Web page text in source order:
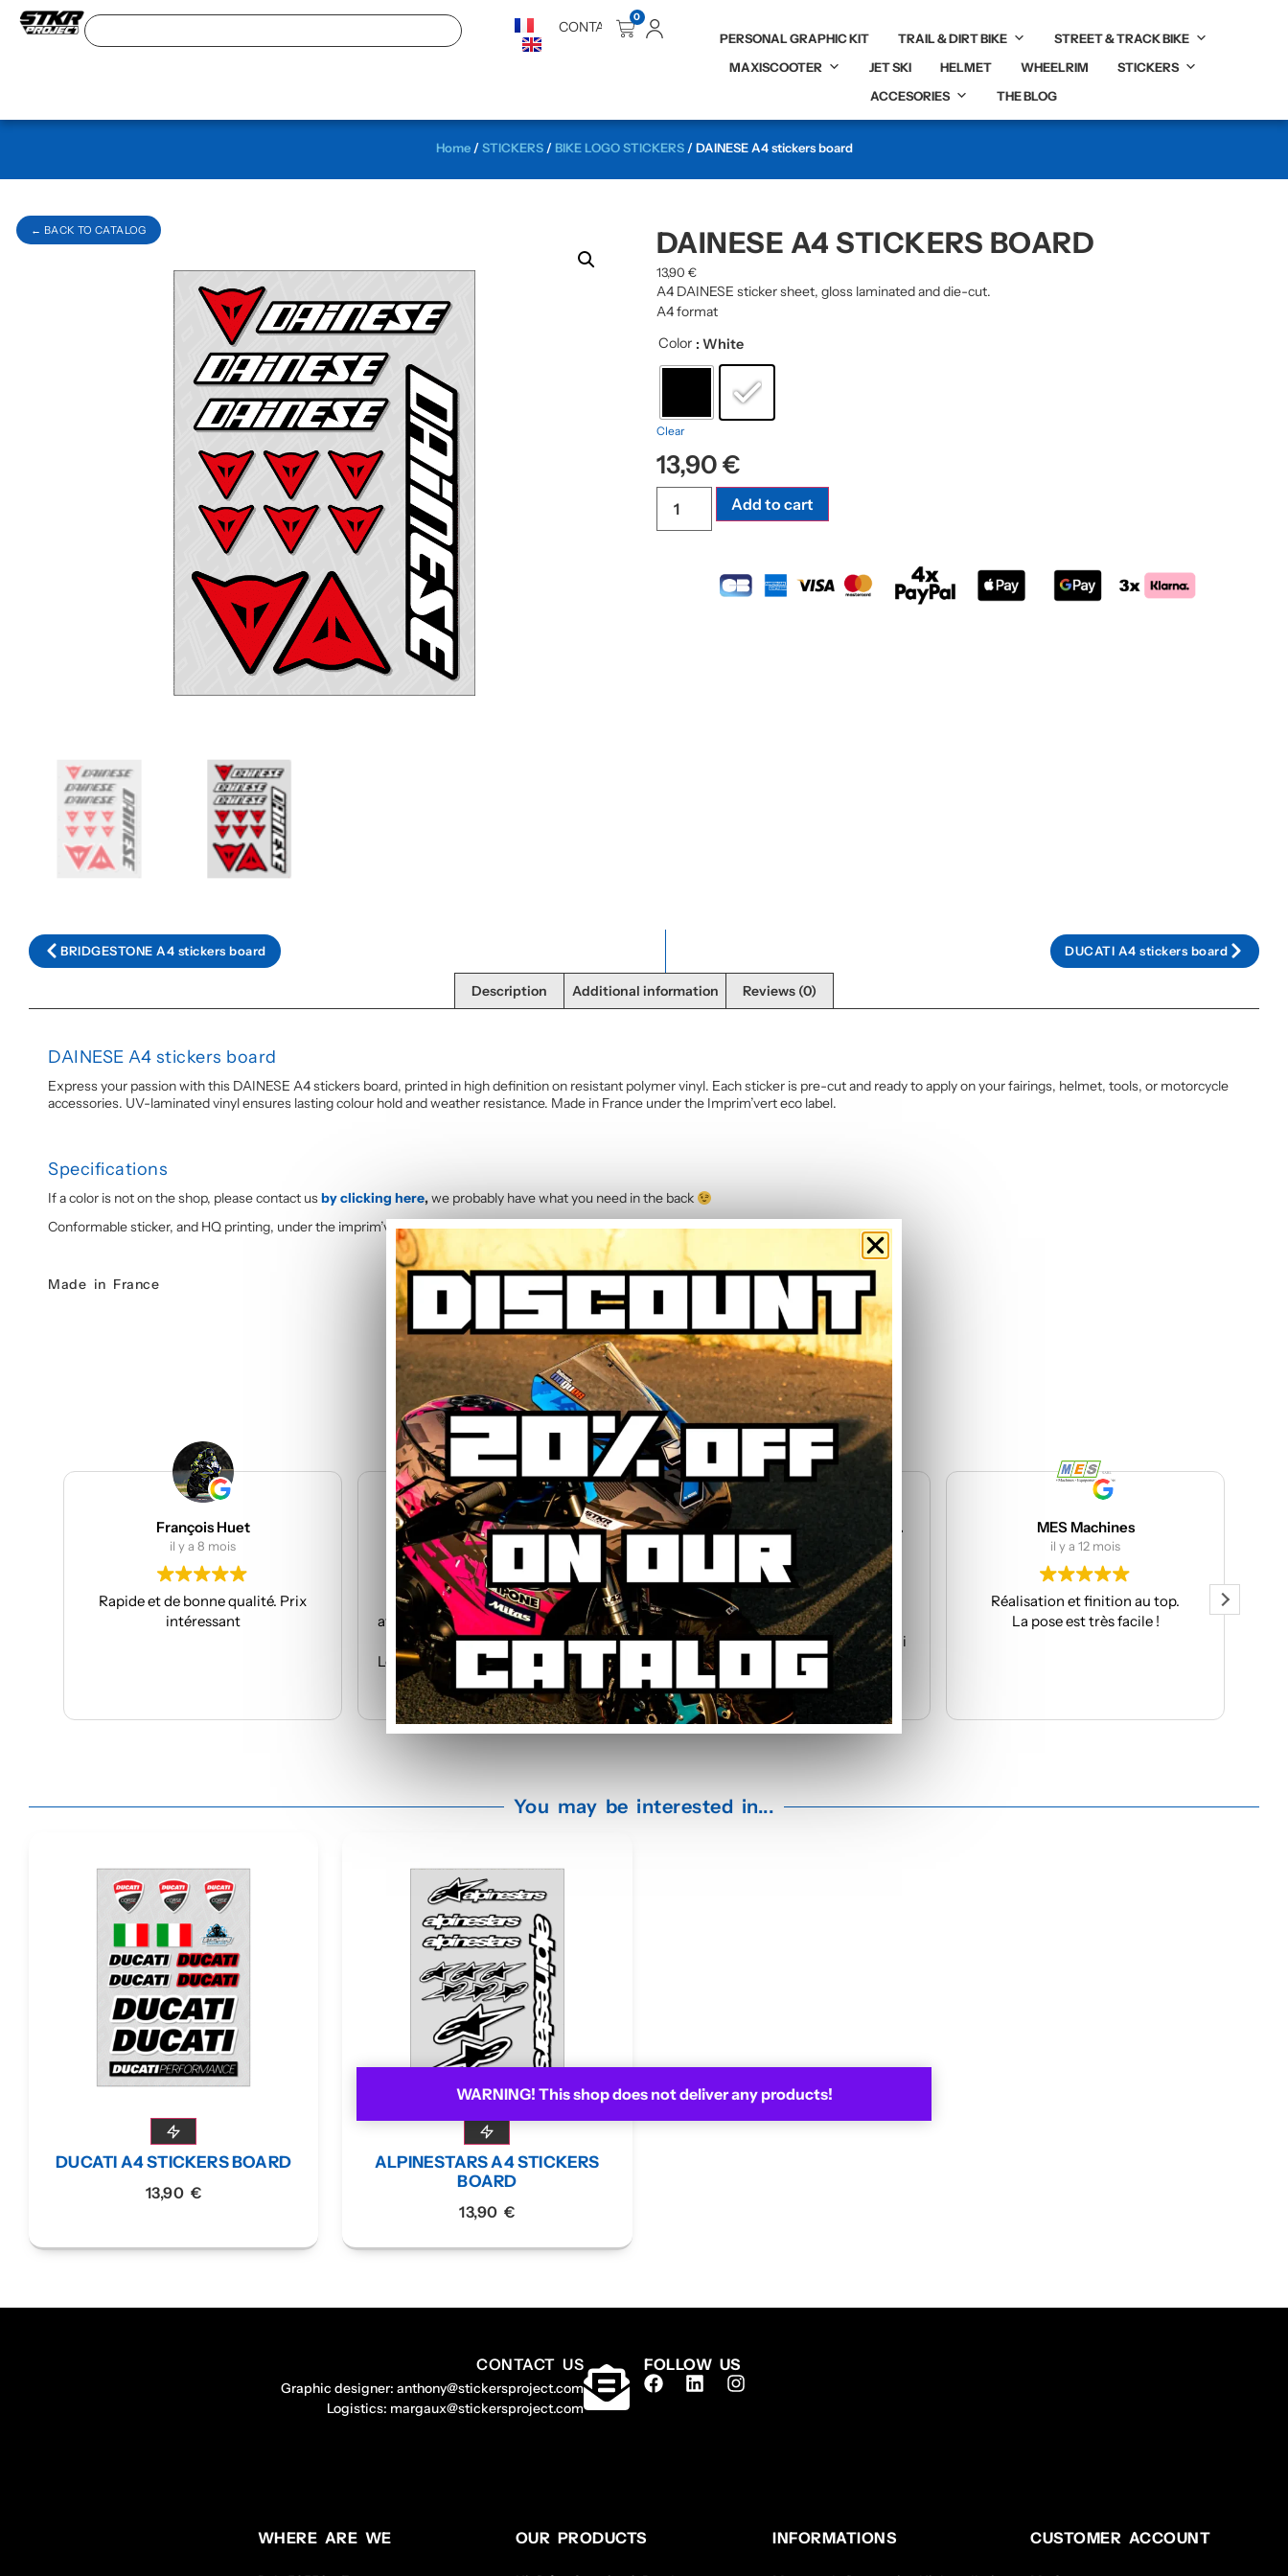
WARNING! This shop does not deliver any products!
CONTACT
0
PERSONAL GRAPHIC KIT TRAIL & DIRT BIKE
STREET & TRACK BIKE
MAXISCOOTER
JET SKI HELMET WHEELRIM
STICKERS
ACCESORIES
THE BLOG
← BACK TO CATALOG
Home/STICKERS/ BIKE LOGO STICKERS/ DAINESE A4 stickers board
DAINESE A4 STICKERS BOARD
13,90 €
A4 DAINESE sticker sheet, gloss laminated and die-cut.
A4 format
Color : White
Clear
13,90€
Add to cart
BRIDGESTONE A4 stickers board DUCATI A4 stickers board
Description Additional information Reviews (0)
DAINESE A4 stickers board
Express your passion with this DAINESE A4 stickers board, printed in high definition on resistant polymer vinyl. Each sticker is pre-cut and ready to apply on your fairings, helmet, tools, or motorcycle
accessories. UV-laminated vinyl ensures lasting colour hold and weather resistance. Made in France under the Imprim’vert eco label.
Specifications
If a color is not on the shop, please contact usby clicking here,we probably have what you need in the back
Conformable sticker, and HQ printing, under the imprim’vert label.
Made in France
AVIS CLIENTS
François Huet
il y a 8 mois
Rapide et de bonne qualité. Prix
intéressant
Julien Bertrand
il y a 9 mois
Je suis à mon troisième kit déco
avec eux et toujours aussi réactifs et
professionnels.
Les kits sont de qualités et se posent
avec facilité.
Je recommande plus plus!!
Lire la suite
il y a 10 mois
Super expérience avec Stickers
project. Belle qualité de kit deco.
J’ai pris un kit de base sur lequel j’ai
fait poser mes sponsors.
Anthony m’a même mis à jour le kit
car la face avant me plaisait
moyennement.
Lire la suite
MES Machines
il y a 12 mois
Réalisation et finition au top.
La pose est très facile !
You may be interested in...
DUCATI A4 STICKERS BOARD
13,90 €
ALPINESTARS A4 STICKERS
BOARD
13,90€
CONTACT US
Graphic designer: anthony@stickersproject.com
Logistics: margaux@stickersproject.com
FOLLOW US
WHERE ARE WE OUR PRODUCTS INFORMATIONS CUSTOMER ACCOUNT